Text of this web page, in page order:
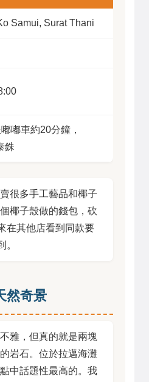
Samui, Surat Thani
嘟車約20分鐘，
銖
很多手工藝品和椰子
椰子殼做的錢包，砍
在其他店看到同款要
。
然奇景
雅，但真的就是兩塊
岩石。位於拉邁海灘
中話題性最高的。我